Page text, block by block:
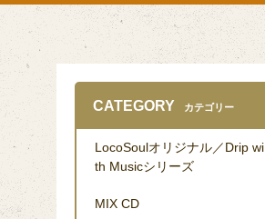
CATEGORY カテゴリー
LocoSoulオリジナル／Drip wi
th Musicシリーズ
MIX CD